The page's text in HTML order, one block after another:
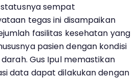
sempat
tegas ini disampaikan
fasilitas kesehatan yang
pasien dengan kondisi
Gus Ipul memastikan
data dapat dilakukan dengan